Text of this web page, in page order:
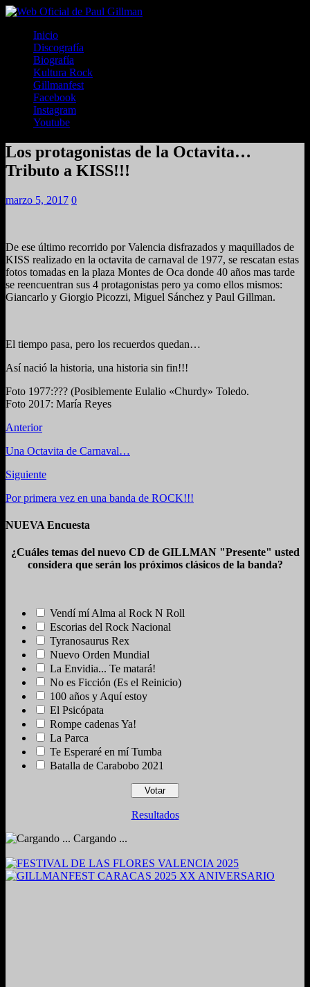
Inicio
Discografía
Biografía
Kultura Rock
Gillmanfest
Facebook
Instagram
Youtube
Los protagonistas de la Octavita…
Tributo a KISS!!!
marzo 5, 2017 0
De ese último recorrido por Valencia disfrazados y maquillados de
KISS realizado en la octavita de carnaval de 1977, se rescatan estas
fotos tomadas en la plaza Montes de Oca donde 40 años mas tarde
se reencuentran sus 4 protagonistas pero ya como ellos mismos:
Giancarlo y Giorgio Picozzi, Miguel Sánchez y Paul Gillman.
El tiempo pasa, pero los recuerdos quedan…
Así nació la historia, una historia sin fin!!!
Foto 1977:??? (Posiblemente Eulalio «Churdy» Toledo.
Foto 2017: María Reyes
Anterior
Una Octavita de Carnaval…
Siguiente
Por primera vez en una banda de ROCK!!!
NUEVA Encuesta
¿Cuáles temas del nuevo CD de GILLMAN "Presente" usted
considera que serán los próximos clásicos de la banda?
Vendí mí Alma al Rock N Roll
Escorias del Rock Nacional
Tyranosaurus Rex
Nuevo Orden Mundial
La Envidia... Te matará!
No es Ficción (Es el Reinicio)
100 años y Aquí estoy
El Psicópata
Rompe cadenas Ya!
La Parca
Te Esperaré en mí Tumba
Batalla de Carabobo 2021
Resultados
Cargando ...